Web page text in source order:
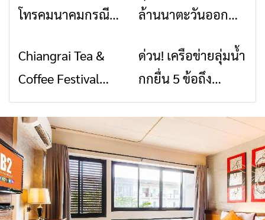
โทรคมนาคมกรณีภัย
สัญญาณขาด การ
สื่อสารต้องไม่หยุด
ล้านนาตะวันออก
สินค้าเด่น และเสน่ห์
วัฒนธรรมจาก 4
จังหวัด เชียงราย
พะเยา แพร่ และ
น่าน พร้อมชม
คอนเสิร์ตจากศิลปิน
ชื่อดังตลอด 5 วัน
ข่าวเชียงราย
Chiangrai Tea &
Coffee Festival
2026
ข่าวเชียงราย
ด่วน! เครือข่ายลุ่มน้ำ
กกยื่น 5 ข้อถึง
รัฐบาล จี้นายกฯ ลง
เชียงราย แก้วิกฤต
สารปนเปื้อนต้นน้ำ